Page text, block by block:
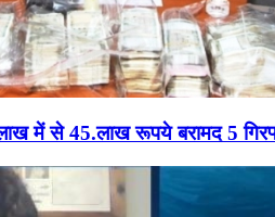
में से 45.लाख रूपये बरामद 5